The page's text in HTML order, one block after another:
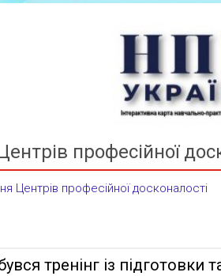
професійної
Центрів професійної досконалості
тренінг із підготовки